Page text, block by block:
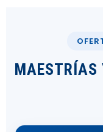
MAESTRÍAS